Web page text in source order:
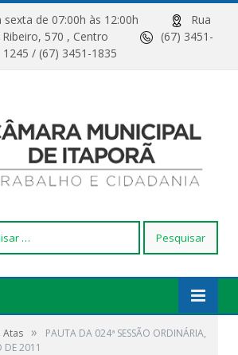
sexta de 07:00h às 12:00h
Rua
Ribeiro, 570 , Centro
(67) 3451-
1245 / (67) 3451-1835
Atas »
PAUTA DA 024ª SESSÃO ORDINÁRIA,
DE 2011